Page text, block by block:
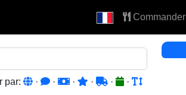
Commander
par: · · · · · ·